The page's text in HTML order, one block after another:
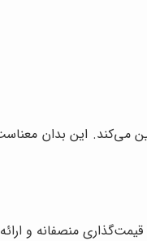
می‌کند. این بدان
منصفانه و ارائه